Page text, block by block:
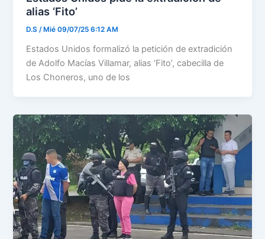
alias ‘Fito’
D.S /Mié 09/07/25 6:12 AM
Estados Unidos formalizó la petición de extradición
de Adolfo Macías Villamar, alias ‘Fito’, cabecilla de
Los Choneros, uno de los